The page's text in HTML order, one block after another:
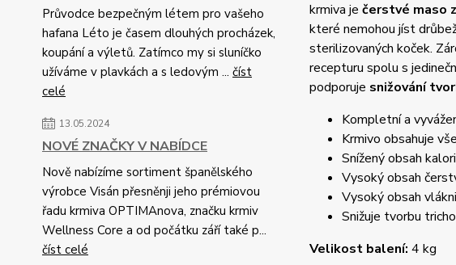
Průvodce bezpečným létem pro vašeho
hafana Léto je časem dlouhých procházek,
koupání a výletů. Zatímco my si sluníčko
užíváme v plavkách a s ledovým ... číst
celé
13.05.2024
NOVÉ ZNAČKY V NABÍDCE
Nově nabízíme sortiment španělského
výrobce Visán přesněnji jeho prémiovou
řadu krmiva OPTIMAnova, značku krmiv
Wellness Core a od počátku září také p...
číst celé
krmiva je čerstvé maso
které nemohou jíst
sterilizovaných koček.
recepturu spolu s
podporuje snižování
Kompletní a
Krmivo obsahuje
Snížený obsah
Vysoký obsah
Vysoký obsah
Snižuje tvorbu
Velikost balení: 4 kg